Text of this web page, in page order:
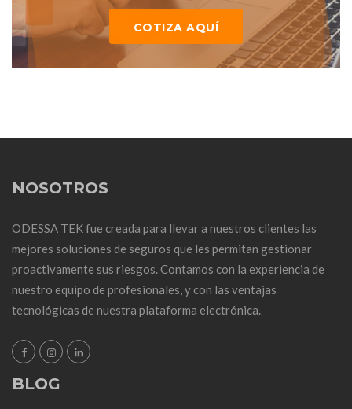
COTIZA AQUÍ
NOSOTROS
ODESSA TEK fue creada para llevar a nuestros clientes las
mejores soluciones de seguros que les permitan gestionar
proactivamente sus riesgos. Contamos con la experiencia de
nuestro equipo de profesionales, y con las ventajas
tecnológicas de nuestra plataforma electrónica.
BLOG